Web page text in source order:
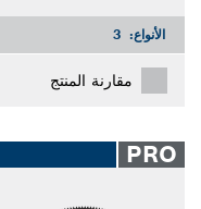
الأنواع: 3
مقارنة المنتج
PRO